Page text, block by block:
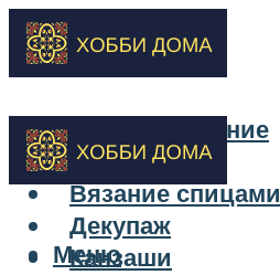
Бисероплетение
Вышивка
Вязание спицами
Декупаж
Канзаши
Меню